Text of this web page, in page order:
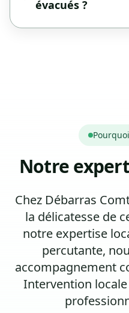
évacués ?
Notre
Chez Débarras
la délicatesse de
notre expertise
percutante,
accompagnement
Intervention